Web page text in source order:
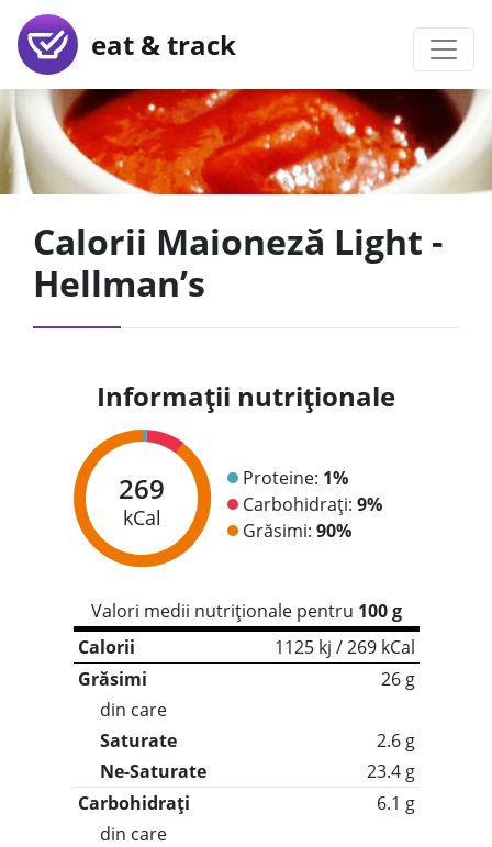
eat & track
Calorii Maioneză Light -
Hellman’s
Informații nutriționale
269
kCal
Proteine: 1%
Carbohidrați: 9%
Grăsimi: 90%
Valori medii nutriționale pentru 100 g
Calorii
1125 kj / 269 kCal
Grăsimi
26 g
din care
Saturate
2.6 g
Ne-Saturate
23.4 g
Carbohidrați
6.1 g
din care